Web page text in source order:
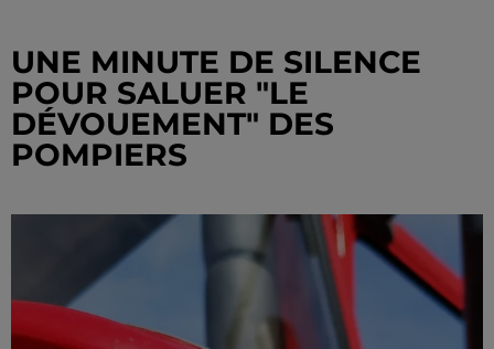
UNE MINUTE DE SILENCE
POUR SALUER "LE
DÉVOUEMENT" DES
POMPIERS